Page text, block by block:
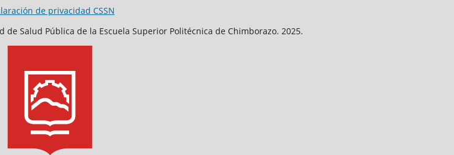
de privacidad CSSN
de Salud Pública de la Escuela Superior Politécnica de Chimborazo. 2025.